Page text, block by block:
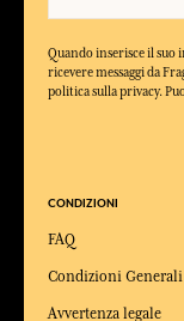
Quando inserisce il suo
ricevere messaggi da
politica sulla privacy.
CONDIZIONI
FAQ
Condizioni
Avvertenza legale